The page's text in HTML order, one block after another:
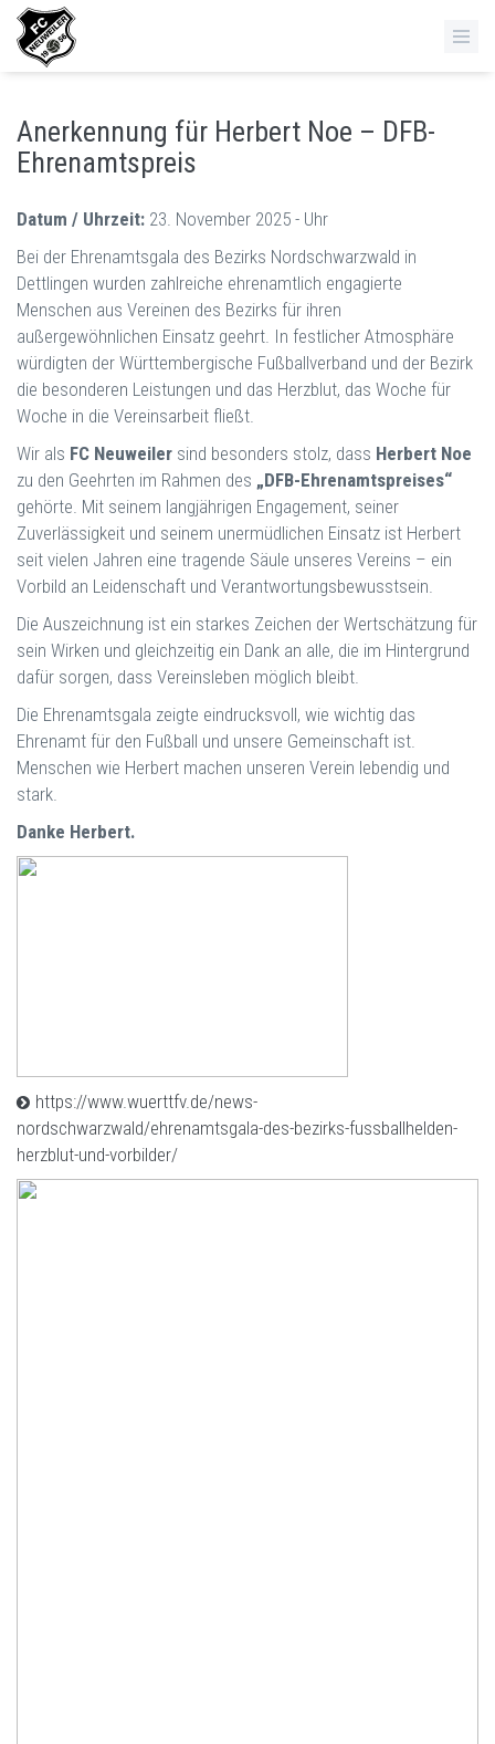
Anerkennung für Herbert Noe – DFB-
Ehrenamtspreis
Datum / Uhrzeit: 23. November 2025 - Uhr
Bei der Ehrenamtsgala des Bezirks Nordschwarzwald in
Dettlingen wurden zahlreiche ehrenamtlich engagierte
Menschen aus Vereinen des Bezirks für ihren
außergewöhnlichen Einsatz geehrt. In festlicher Atmosphäre
würdigten der Württembergische Fußballverband und der Bezirk
die besonderen Leistungen und das Herzblut, das Woche für
Woche in die Vereinsarbeit fließt.
Wir als FC Neuweiler sind besonders stolz, dass Herbert Noe
zu den Geehrten im Rahmen des „DFB-Ehrenamtspreises“
gehörte. Mit seinem langjährigen Engagement, seiner
Zuverlässigkeit und seinem unermüdlichen Einsatz ist Herbert
seit vielen Jahren eine tragende Säule unseres Vereins – ein
Vorbild an Leidenschaft und Verantwortungsbewusstsein.
Die Auszeichnung ist ein starkes Zeichen der Wertschätzung für
sein Wirken und gleichzeitig ein Dank an alle, die im Hintergrund
dafür sorgen, dass Vereinsleben möglich bleibt.
Die Ehrenamtsgala zeigte eindrucksvoll, wie wichtig das
Ehrenamt für den Fußball und unsere Gemeinschaft ist.
Menschen wie Herbert machen unseren Verein lebendig und
stark.
Danke Herbert.
https://www.wuerttfv.de/news-
nordschwarzwald/ehrenamtsgala-des-bezirks-fussballhelden-
herzblut-und-vorbilder/